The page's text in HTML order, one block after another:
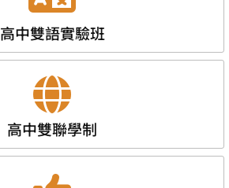
高中雙語實驗班
高中雙聯學制